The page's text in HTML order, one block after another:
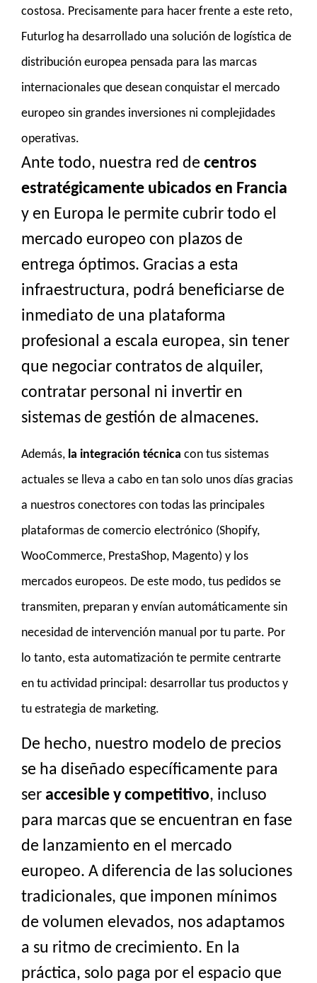
costosa. Precisamente para hacer frente a este reto,
Futurlog ha desarrollado una solución de logística de
distribución europea pensada para las marcas
internacionales que desean conquistar el mercado
europeo sin grandes inversiones ni complejidades
operativas.
Ante todo, nuestra red de centros
estratégicamente ubicados en Francia
y en Europa le permite cubrir todo el
mercado europeo con plazos de
entrega óptimos. Gracias a esta
infraestructura, podrá beneficiarse de
inmediato de una plataforma
profesional a escala europea, sin tener
que negociar contratos de alquiler,
contratar personal ni invertir en
sistemas de gestión de almacenes.
Además, la integración técnica con tus sistemas
actuales se lleva a cabo en tan solo unos días gracias
a nuestros conectores con todas las principales
plataformas de comercio electrónico (Shopify,
WooCommerce, PrestaShop, Magento) y los
mercados europeos. De este modo, tus pedidos se
transmiten, preparan y envían automáticamente sin
necesidad de intervención manual por tu parte. Por
lo tanto, esta automatización te permite centrarte
en tu actividad principal: desarrollar tus productos y
tu estrategia de marketing.
De hecho, nuestro modelo de precios
se ha diseñado específicamente para
ser accesible y competitivo, incluso
para marcas que se encuentran en fase
de lanzamiento en el mercado
europeo. A diferencia de las soluciones
tradicionales, que imponen mínimos
de volumen elevados, nos adaptamos
a su ritmo de crecimiento. En la
práctica, solo paga por el espacio que